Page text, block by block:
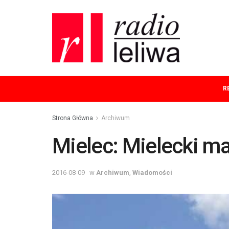
Strona Główna Archiwum
Mielec: Mielecki
2016-08-09 w Archiwum Wiadomości